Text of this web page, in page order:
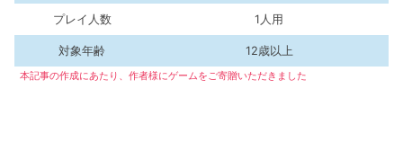
プレイ人数 1人用
対象年齢 12歳以上
本記事の作成にあたり、作者様にゲームをご寄贈いただきました